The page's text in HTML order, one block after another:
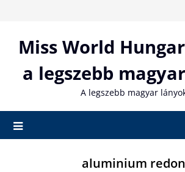
contentMiss World
a legszebb
A legszebb magyar
aluminium